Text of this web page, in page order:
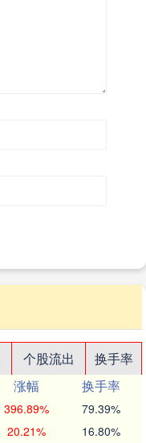
个股流出
换手率
涨幅
换手率
396.89% 79.39%
20.21% 16.80%